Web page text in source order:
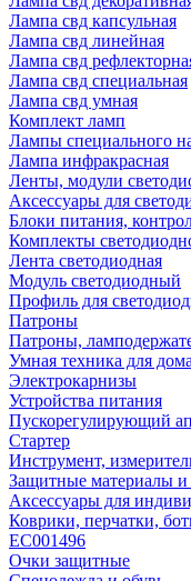
Лампа свд капсульная
Лампа свд линейная
Лампа свд
Лампа свд специальная
Лампа свд умная
Комплект ламп
Лампы специального
Лампа инфракрасная
Ленты, модули
Аксессуары для
Блоки питания,
Комплекты
Лента светодиодная
Модуль светодиодный
Профиль для
Патроны
Патроны,
Умная техника для дома
Электрокарнизы
Устройства питания
Пускорегулирующий
Стартер
Инструмент,
Защитные материалы и
Аксессуары для
Коврики, перчатки,
EC001496
Очки защитные